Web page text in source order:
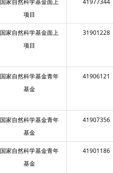
国家自然科学基金面上
项目
41977344
国家自然科学基金面上
项目
31901228
国家自然科学基金青年
基金
41906121
国家自然科学基金青年
基金
41907356
国家自然科学基金青年
基金
41901186